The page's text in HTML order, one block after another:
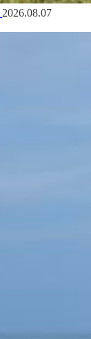
2026.08.07